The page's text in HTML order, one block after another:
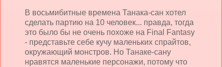
В восьмибитные времена Танака-сан хотел
сделать партию на 10 человек... правда, тогда
это было бы не очень похоже на Final Fantasy
- представьте себе кучу маленьких спрайтов,
окружающий монстров. Но Танаке-сану
нравятся маленькие персонажи, потому что